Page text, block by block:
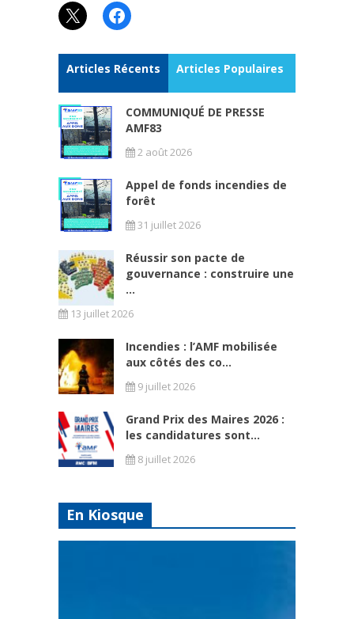
X Facebook
Articles Récents Articles Populaires
COMMUNIQUÉ DE PRESSE
AMF83
2 août 2026
Appel de fonds incendies de
forêt
31 juillet 2026
Réussir son pacte de
gouvernance : construire une
...
13 juillet 2026
Incendies : l’AMF mobilisée
aux côtés des co...
9 juillet 2026
Grand Prix des Maires 2026 :
les candidatures sont...
8 juillet 2026
En Kiosque